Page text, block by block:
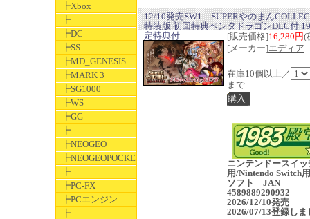
┣Xbox
┣
┣DC
┣SS
┣MD_GENESIS
┣MARK 3
┣SG1000
┣WS
┣GG
┣
┣NEOGEO
┣NEOGEOPOCKET
┣
┣PC-FX
┣PCエンジン
┣
12/10発売SW1 ​SUPERやのまん
特装版 初回特典ペンタドラゴンDLC付
定特典付
[販売価格]16,280円(
[メーカー]エディア
在庫10個以上／
まで
ニンテンドースイッ
用/Nintendo Switch
ソフト JAN
4589889290932
2026/12/10発売
2026/07/13登録しま